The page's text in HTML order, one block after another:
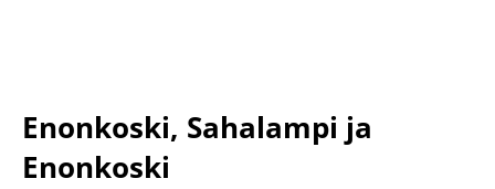
Enonkoski, Sahalampi ja
Enonkoski